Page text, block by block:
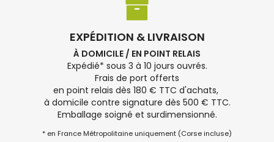
EXPÉDITION & LIVRAISON
À DOMICILE / EN POINT RELAIS
Expédié* sous 3 à 10 jours ouvrés.
Frais de port offerts
en point relais dès 180 € TTC d'achats,
à domicile contre signature dès 500 € TTC.
Emballage soigné et surdimensionné.
* en France Métropolitaine uniquement (Corse incluse)